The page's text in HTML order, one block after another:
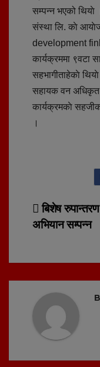
सम्पन्न भएको थियाे
संस्था लि. काे
development
कार्यक्रममा ९वटा
सहभागीताहेकाे
सहायक वन अधिकृत
कार्यक्रमकाे
।
Post
बिशेष रुपान्तरण
अभियान सम्पन्न